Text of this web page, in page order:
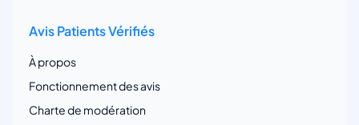
Avis Patients Vérifiés
À propos
Fonctionnement des avis
Charte de modération